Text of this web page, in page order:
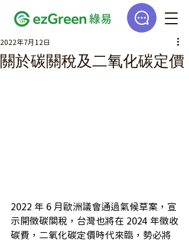
關於碳關稅及二氧化碳定價
2022年7月12日
2022 年 6 月歐洲議會通過氣候草案，宣
示開徵碳關稅，台灣也將在 2024 年徵收
碳費，二氧化碳定價時代來臨，勢必將